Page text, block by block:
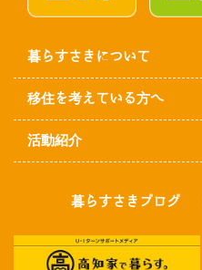
暮らすさきについて
移住を考えている方へ
活動紹介
暮らすさきブログ